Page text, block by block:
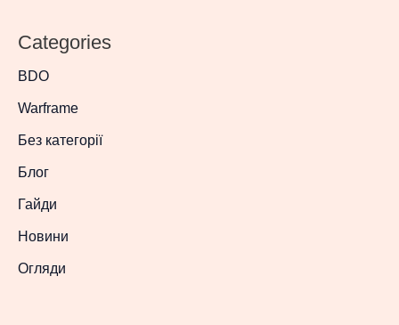
Categories
BDO
Warframe
Без категорії
Блог
Гайди
Новини
Огляди